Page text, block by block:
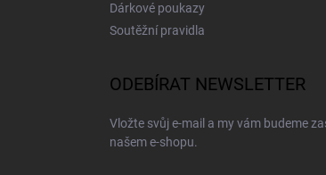
Dárkové poukazy
Soutěžní pravidla
ODEBÍRAT NEWSLETTER
Vložte svůj e-mail a my vám budeme
našem e-shopu.